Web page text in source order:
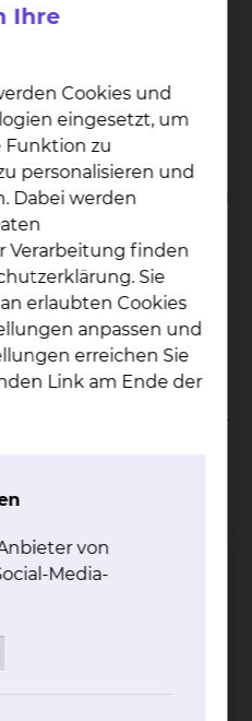
(häufig als "KEK"
mit ethischen Fragen
hat folgende Aufgaben:
innen /Angehörigen zu
von
zu ethischen
und medizinethischen
als Bevollmächtigter oder
eine
treffen müssen,
einer Ethischen
lassen.
Ernährung durchgeführt
Ihre
Cookies und
eingesetzt, um
zu
personalisieren und
Dabei werden
Verarbeitung finden
Sie
erlaubten Cookies
anpassen und
erreichen Sie
Link am Ende der
von
Media-